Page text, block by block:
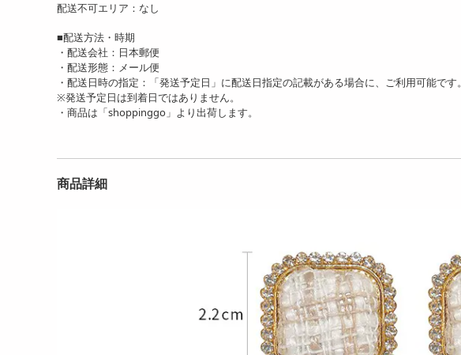
【四角】シンプルピアス 3
ペアセット
1099円
配送不可エリア：なし
■配送方法・時期
・配送会社：日本郵便
・配送形態：メール便
・配送日時の指定：「発送予定日」に配送日指定の記載がある場合に、ご利用可能です。
※発送予定日は到着日ではありません。
・商品は「shoppinggo」より出荷します。
商品詳細